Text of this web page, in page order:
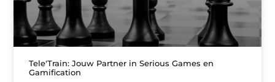
Tele'Train: Jouw Partner in Serious Games en
Gamification